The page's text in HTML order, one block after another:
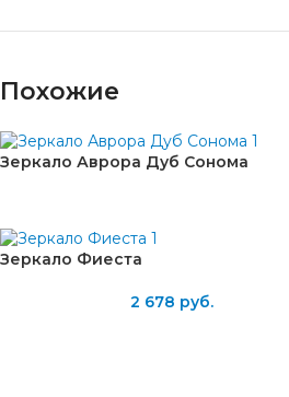
Похожие
Зеркало Аврора Дуб Сонома
Зеркало Фиеста
2 678 руб.